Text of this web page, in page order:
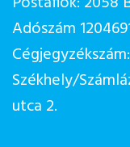
Adószám
Székhely/
utca 2.